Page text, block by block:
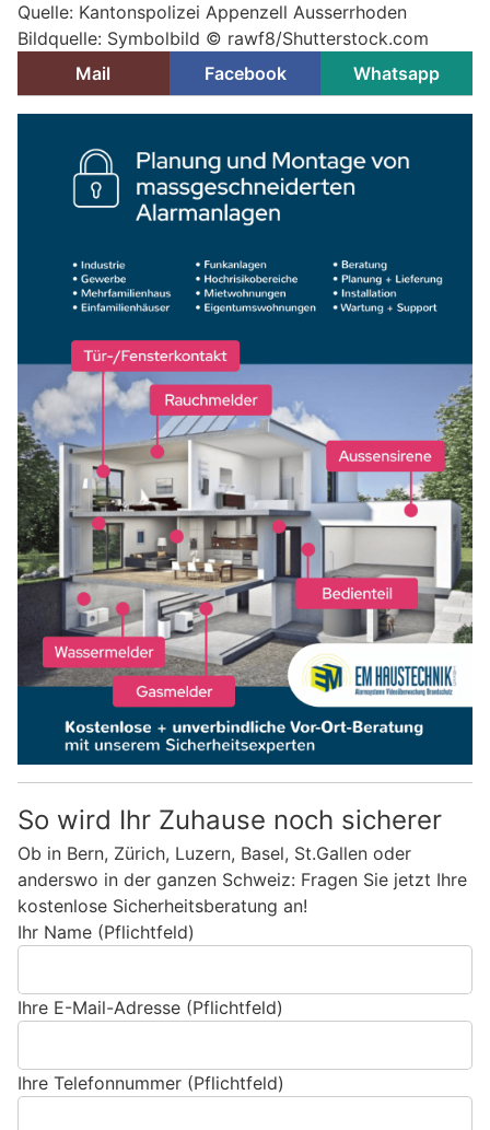
Quelle: Kantonspolizei Appenzell Ausserrhoden
Bildquelle: Symbolbild © rawf8/Shutterstock.com
Mail
Facebook Whatsapp
So wird Ihr Zuhause noch sicherer
Ob in Bern, Zürich, Luzern, Basel, St.Gallen oder
anderswo in der ganzen Schweiz: Fragen Sie jetzt Ihre
kostenlose Sicherheitsberatung an!
Ihr Name (Pflichtfeld)
Ihre E-Mail-Adresse (Pflichtfeld)
Ihre Telefonnummer (Pflichtfeld)